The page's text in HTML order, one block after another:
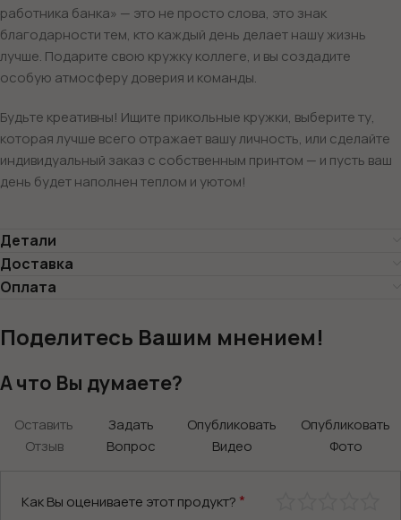
работника банка» — это не просто слова, это знак
благодарности тем, кто каждый день делает нашу жизнь
лучше. Подарите свою кружку коллеге, и вы создадите
особую атмосферу доверия и команды.
Будьте креативны! Ищите прикольные кружки, выберите ту,
которая лучше всего отражает вашу личность, или сделайте
индивидуальный заказ с собственным принтом — и пусть ваш
день будет наполнен теплом и уютом!
Детали
Доставка
Оплата
Поделитесь Вашим мнением!
А что Вы думаете?
Оставить
Отзыв
Задать
Вопрос
Опубликовать
Видео
Опубликовать
Фото
Как Вы оцениваете этот продукт? *